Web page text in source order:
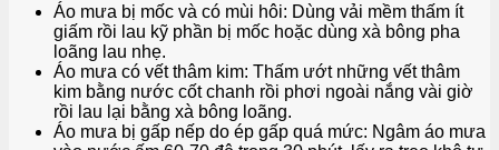
Áo mưa bị mốc và có mùi hôi: Dùng vải mềm thấm ít
giấm rồi lau kỹ phần bị mốc hoặc dùng xà bông pha
loãng lau nhẹ.
Áo mưa có vết thâm kim: Thấm ướt những vết thâm
kim bằng nước cốt chanh rồi phơi ngoài nắng vài giờ
rồi lau lại bằng xà bông loãng.
Áo mưa bị gấp nếp do ép gấp quá mức: Ngâm áo mưa